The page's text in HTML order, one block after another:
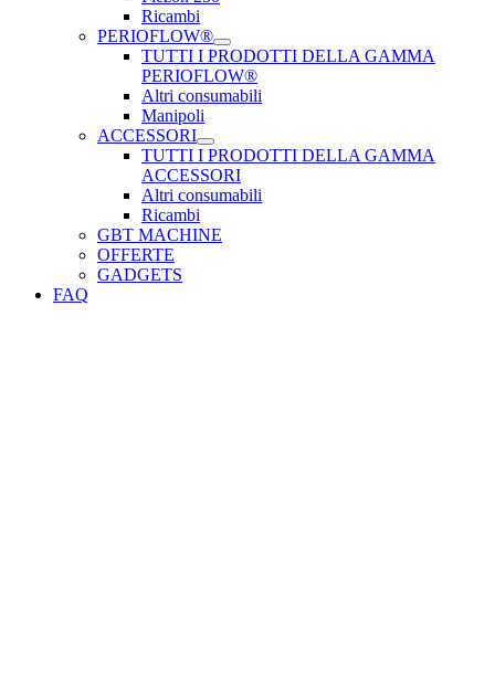
Ricambi
PERIOFLOW®
TUTTI I PRODOTTI DELLA GAMMA
PERIOFLOW®
Altri consumabili
Manipoli
ACCESSORI
TUTTI I PRODOTTI DELLA GAMMA
ACCESSORI
Altri consumabili
Ricambi
GBT MACHINE
OFFERTE
GADGETS
FAQ